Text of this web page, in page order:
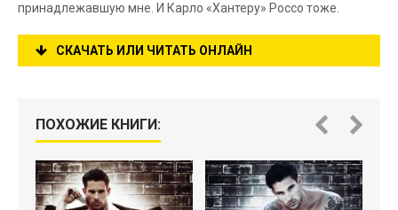
принадлежавшую мне. И Карло «Хантеру» Россо тоже.
СКАЧАТЬ ИЛИ ЧИТАТЬ ОНЛАЙН
ПОХОЖИЕ КНИГИ: